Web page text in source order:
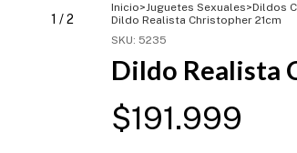
1 /2
Inicio>Juguetes Sexuales>Dildos
Dildo Realista Christopher 21cm
SKU: 5235
Dildo Realista
$191.999